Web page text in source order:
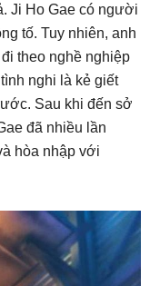
Ji Ho Gae có người
tố. Tuy nhiên, anh
theo nghề nghiệp
nghi là kẻ giết
Sau khi đến sở
đã nhiều lần
hòa nhập với